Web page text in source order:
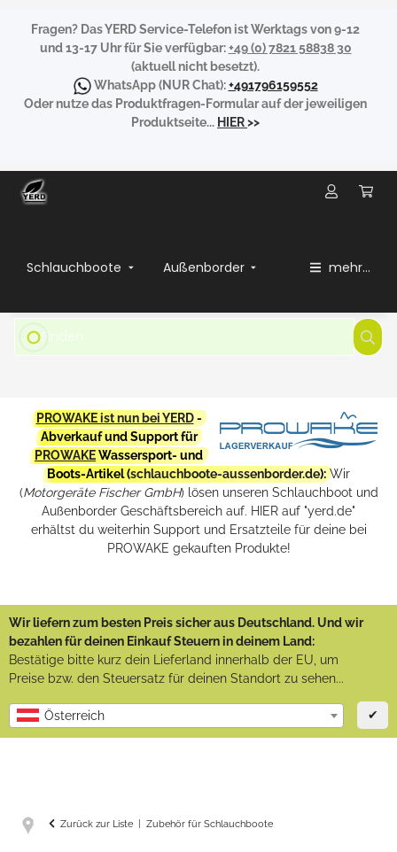
Fragen? Das YERD Service-Telefon ist Werktags von 9-12
und 13-17 Uhr für Sie verfügbar:+49 (0) 7821 58838 30
(aktuell nicht besetzt).
WhatsApp(NUR Chat):+491796159552
Oder nutze das Produktfragen-Formular auf der jeweiligen
Produktseite... HIER>>
Schlauchboote Außenborder mehr...
PROWAKE ist nun bei YERD-
Abverkauf und Support für
PROWAKEWassersport- und
Boots-Artikel (schlauchboote-aussenborder.de): Wir
(Motorgeräte Fischer GmbH) lösen unseren Schlauchboot und
Außenborder Geschäftsbereich auf. HIER auf "yerd.de"
erhältst du weiterhin Support und Ersatzteile für deine bei
PROWAKE gekauften Produkte!
Wir liefern zum besten Preis sicher aus Deutschland. Und wir
bezahlen für deinen Einkauf Steuern in deinem Land:
Bestätige bitte kurz dein Lieferland innerhalb der EU, um
Preise bzw. den Steuersatz für deinen Standort zu sehen...
Österreich ✔
Zurück zur Liste Zubehör für Schlauchboote